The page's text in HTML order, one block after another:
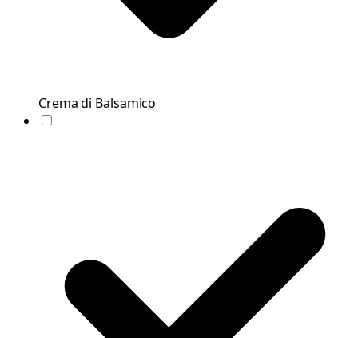
Crema di Balsamico